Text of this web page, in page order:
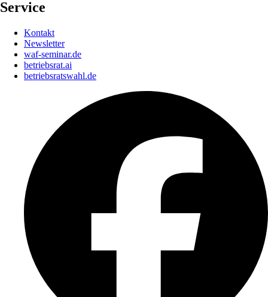
Service
Kontakt
Newsletter
waf-seminar.de
betriebsrat.ai
betriebsratswahl.de